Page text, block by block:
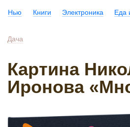
Нью Книги Электроника Еда
Дача
Картина
Иронова